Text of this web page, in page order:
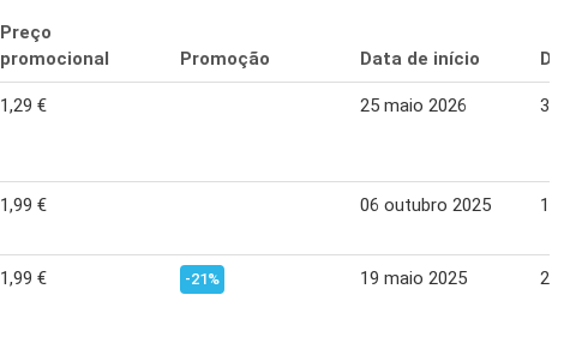
Preço
promocional
Promoção Data de início Data
1,29 € 25 maio 2026 31
1,99 € 06 outubro 2025 12
1,99 € -21% 19 maio 2025 25